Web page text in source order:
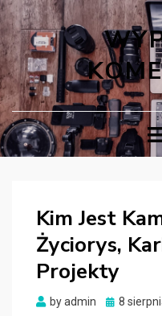
Kim Jest
Życiorys,
Projekty
byadmin
Posted
8